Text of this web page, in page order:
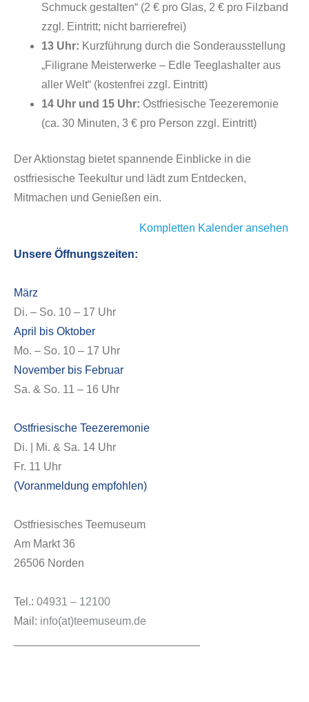
Schmuck gestalten“ (2 € pro Glas, 2 € pro Filzband
zzgl. Eintritt; nicht barrierefrei)
13 Uhr: Kurzführung durch die Sonderausstellung
„Filigrane Meisterwerke – Edle Teeglashalter aus
aller Welt“ (kostenfrei zzgl. Eintritt)
14 Uhr und 15 Uhr: Ostfriesische Teezeremonie
(ca. 30 Minuten, 3 € pro Person zzgl. Eintritt)
Der Aktionstag bietet spannende Einblicke in die
ostfriesische Teekultur und lädt zum Entdecken,
Mitmachen und Genießen ein.
Kompletten Kalender ansehen
Unsere Öffnungszeiten:
März
Di. – So. 10 – 17 Uhr
April bis Oktober
Mo. – So. 10 – 17 Uhr
November bis Februar
Sa. & So. 11 – 16 Uhr
Ostfriesische Teezeremonie
Di. | Mi. & Sa. 14 Uhr
Fr. 11 Uhr
(Voranmeldung empfohlen)
Ostfriesisches Teemuseum
Am Markt 36
26506 Norden
Tel.: 04931 – 12100
Mail: info(at)teemuseum.de